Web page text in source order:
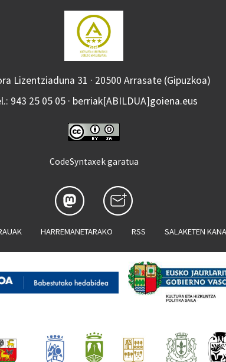
Lizentziaduna 31 · 20500 Arrasate (Gipuzkoa)
943 25 05 05 · berriak[ABILDUA]goiena.eus
CodeSyntaxek garatua
HARREMANETARAKO RSS SALAKETEN